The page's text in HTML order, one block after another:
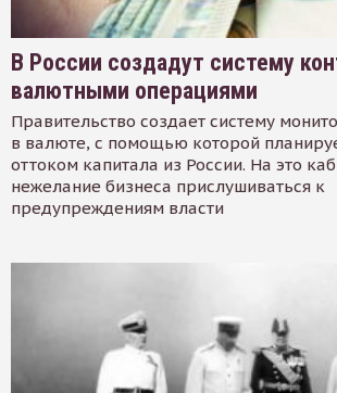
В России создадут систему
валютными операциями
Правительство создает систему
в валюте, с помощью которой
оттоком капитала из России. На это
нежелание бизнеса прислушиваться к
предупреждениям власти